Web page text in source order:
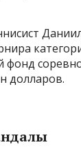
фонд
долларов.